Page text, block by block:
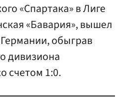
«Спартака» в Лиге
«Бавария», вышел
обыграв
дивизиона
счетом 1:0.